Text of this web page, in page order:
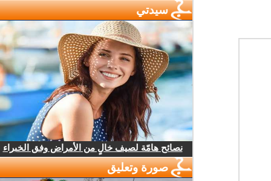
سيدتي
نصائح هامّة لصيف خالٍ من الأمراض وفق الخبراء
صورة وتعليق